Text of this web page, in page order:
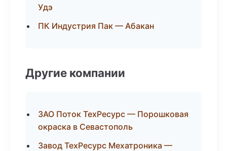
Удэ
ПК Индустрия Пак — Абакан
Другие компании
ЗАО Поток ТехРесурс — Порошковая
окраска в Севастополь
Завод ТехРесурс Мехатроника —